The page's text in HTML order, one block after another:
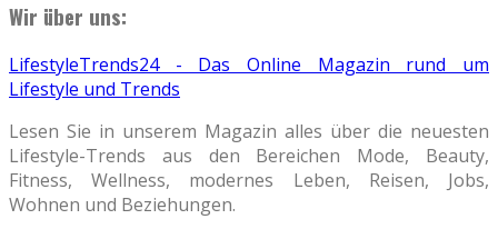
Wir über uns:
LifestyleTrends24 - Das Online Magazin rund um
Lifestyle und Trends
Lesen Sie in unserem Magazin alles über die neuesten
Lifestyle-Trends aus den Bereichen Mode, Beauty,
Fitness, Wellness, modernes Leben, Reisen, Jobs,
Wohnen und Beziehungen.